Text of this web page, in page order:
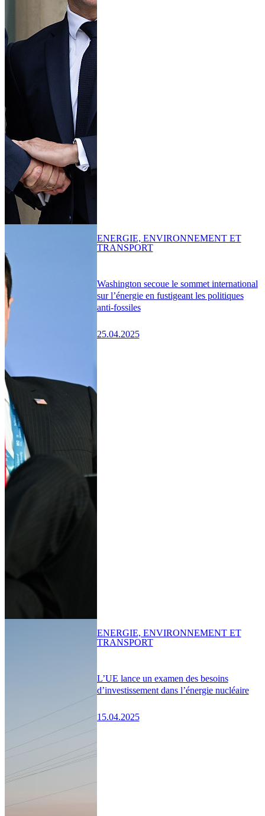
Washington secoue le sommet international
sur l’énergie en fustigeant les politiques
anti-fossiles
25.04.2025
ENERGIE, ENVIRONNEMENT ET
TRANSPORT
L’UE lance un examen des besoins
d’investissement dans l’énergie nucléaire
15.04.2025
ENERGIE, ENVIRONNEMENT ET
TRANSPORT